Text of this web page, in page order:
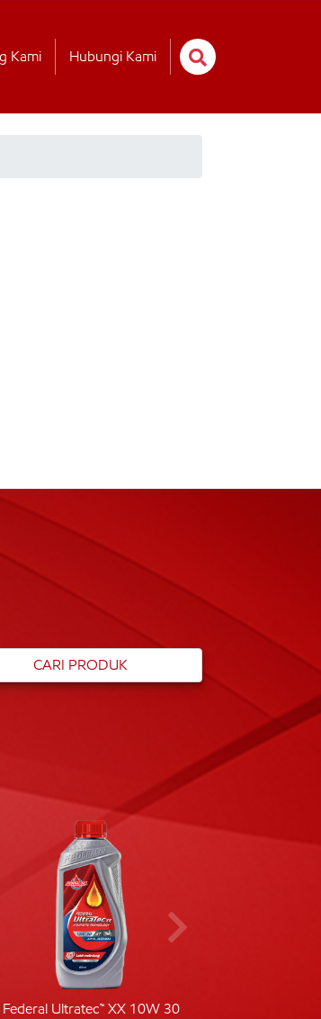
Kami Hubungi Kami
Federal Ultratec™ XX 10W 30